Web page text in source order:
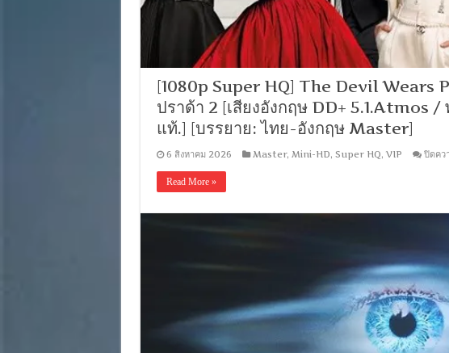
[1080p Super HQ] The Devil Wears
ปราด้า 2 [เสียงอังกฤษ DD+ 5.1.Atmos
แท้.] [บรรยาย: ไทย-อังกฤษ Master]
6 สิงหาคม 2026 Master, Mini-HD, Super HQ, VIP ปิดคว
Read More »